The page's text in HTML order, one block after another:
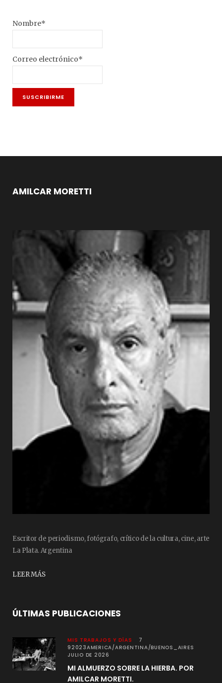
Nombre*
Correo electrónico*
AMILCAR MORETTI
Escritor de periodismo, fotógrafo, crítico de la cultura, cine, arte
La Plata. Argentina
LEER MÁS
ÚLTIMAS PUBLICACIONES
MIS TRABAJOS Y DÍAS
7
92023AMERICA/ARGENTINA/BUENOS_AIRES
JULIO DE 2026
MI ALMUERZO SOBRE LA HIERBA. POR
AMILCAR MORETTI.